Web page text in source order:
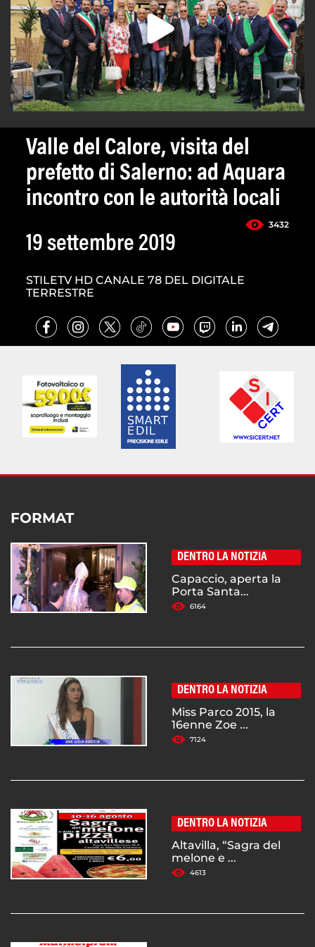
Valle del Calore, visita del
prefetto di Salerno: ad Aquara
incontro con le autorità locali
3432
19 settembre 2019
STILETV HD CANALE 78 DEL DIGITALE
TERRESTRE
FORMAT
DENTRO LA NOTIZIA
Capaccio, aperta la
Porta Santa...
6164
DENTRO LA NOTIZIA
Miss Parco 2015, la
16enne Zoe ...
7124
DENTRO LA NOTIZIA
Altavilla, “Sagra del
melone e ...
4613